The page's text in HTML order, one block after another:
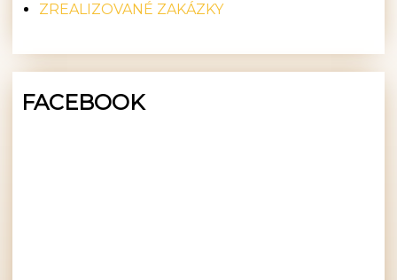
ZREALIZOVANÉ ZAKÁZKY
FACEBOOK